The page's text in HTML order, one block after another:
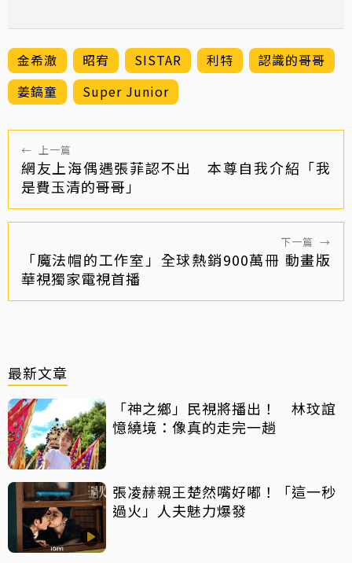
金希澈 昭宥 SISTAR 利特
認識的哥哥
姜鎬童
Super Junior
← 上一篇
網友上海偶遇張菲認不出 本尊自我介紹「我
是費玉清的哥哥」
下一篇 →
「魔法帽的工作室」全球熱銷900萬冊 動畫版
華視獨家電視首播
最新文章
「神之鄉」民視將播出！ 林玟誼
憶繞境：像真的走完一趟
張凌赫親王楚然嘴好嘟！「這一秒
過火」人夫魅力爆發